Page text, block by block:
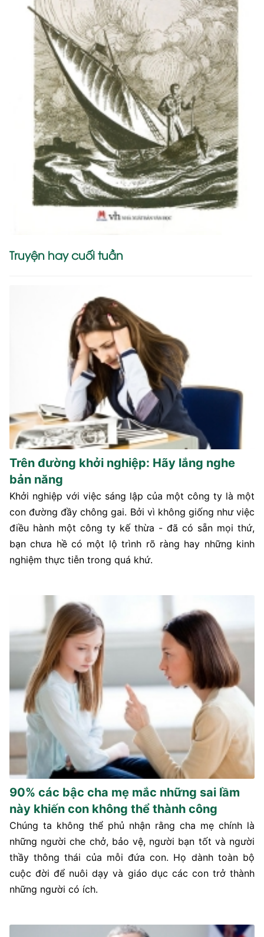
Truyện hay cuối tuần
Trên đường khởi nghiệp: Hãy lắng nghe
bản năng
Khởi nghiệp với việc sáng lập của một công ty là một
con đường đầy chông gai. Bởi vì không giống như việc
điều hành một công ty kế thừa - đã có sẵn mọi thứ,
bạn chưa hề có một lộ trình rõ ràng hay những kinh
nghiệm thực tiễn trong quá khứ.
90% các bậc cha mẹ mắc những sai lầm
này khiến con không thể thành công
Chúng ta không thể phủ nhận rằng cha mẹ chính là
những người che chở, bảo vệ, người bạn tốt và người
thầy thông thái của mỗi đứa con. Họ dành toàn bộ
cuộc đời để nuôi dạy và giáo dục các con trở thành
những người có ích.